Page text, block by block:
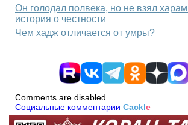
Он голодал полвека, но не взял
история о честности
Чем хадж отличается от умры?
Comments are disabled
Социальные комментарии Cackle